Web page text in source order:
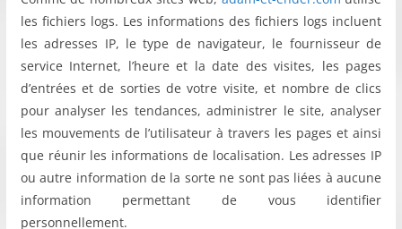
les fichiers logs. Les informations des fichiers logs incluent
les adresses IP, le type de navigateur, le fournisseur de
service Internet, l’heure et la date des visites, les pages
d’entrées et de sorties de votre visite, et nombre de clics
pour analyser les tendances, administrer le site, analyser
les mouvements de l’utilisateur à travers les pages et ainsi
que réunir les informations de localisation. Les adresses IP
ou autre information de la sorte ne sont pas liées à aucune
information permettant de vous identifier
personnellement.